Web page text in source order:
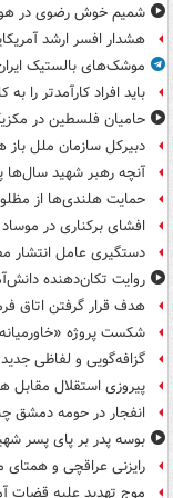
شمیم خوش رضوی در
هشدار افسر ارشد
موشک‌های بالستیک
باید افراد کارآمدتر را به
حامیان فلسطین در
دبیرکل سازمان ملل
آنچه رهبر شهید سال‌ها
حمایت هلندی‌ها از
افشای برکناری در
دستگیری عامل انتشار
روایت تکان‌دهنده
هدف قرار گرفتن اتاق‌
شکست پروژه
گزافه‌گویی و لفاظی
پیروزی استقلال مقابل
انفجار در حومه دمشق
بوسه‌ پدر بر پای پسر
رایزنی عراقچی و همتای
موج تهدید علیه قضات